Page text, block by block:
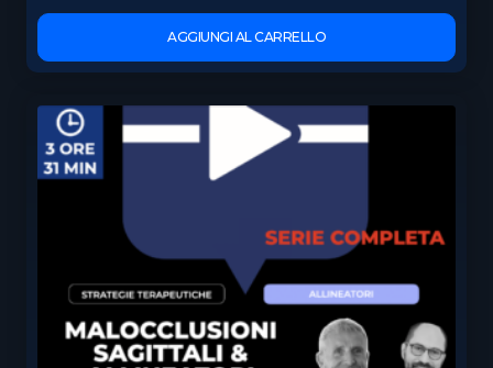
AGGIUNGI AL CARRELLO